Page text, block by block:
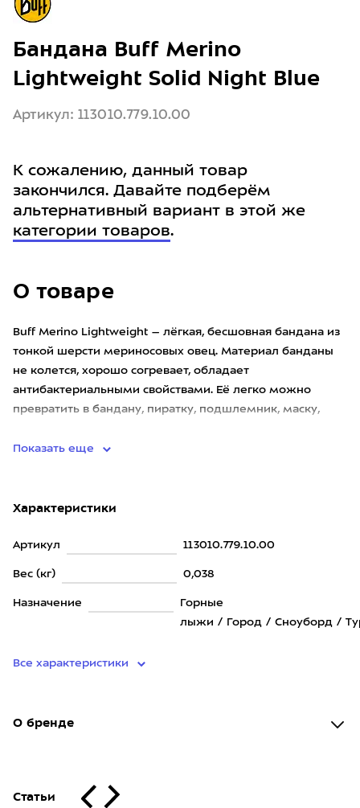
О товаре
Buff Merino Lightweight – лёгкая, бесшовная бандана из
тонкой шерсти мериносовых овец. Материал банданы
не колется, хорошо согревает, обладает
антибактериальными свойствами. Её легко можно
превратить в бандану, пиратку, подшлемник, маску,
Показать еще
Характеристики
Артикул 113010.779.10.00
Вес (кг) 0,038
Назначение
Горные
лыжи / Город / Сноуборд /
Все характеристики
О бренде
Статьи
Бандана Buff Merino
Lightweight Solid Night Blue
Артикул: 113010.779.10.00
К сожалению, данный товар
закончился. Давайте подберём
альтернативный вариант в этой же
категории товаров.